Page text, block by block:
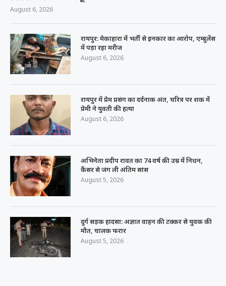
August 6, 2026
रायपुर: मेकाहारा में भर्ती से इनकार का आरोप, एम्बुलेंस
में पड़ा रहा मरीज
August 6, 2026
रायपुर में प्रेम प्रसंग का दर्दनाक अंत, चरित्र पर शक में
प्रेमी ने युवती की हत्या
August 6, 2026
अभिनेता प्रदीप रावत का 74 वर्ष की उम्र में निधन,
कैंसर से जंग ली अंतिम सांस
August 5, 2026
दुर्ग सड़क हादसा: अज्ञात वाहन की टक्कर से युवक की
मौत, चालक फरार
August 5, 2026